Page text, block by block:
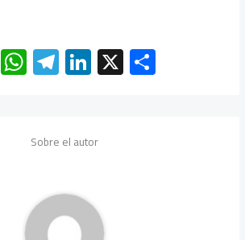
E
m
W
h
s
p
p
Te
le
a
Li
nk
dI
X
Sobre el autor